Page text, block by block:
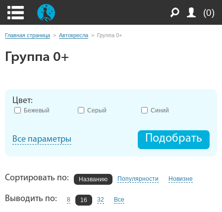
(0)
Главная страница > Автокресла > Группа 0+
Группа 0+
Цвет:
Бежевый Серый Синий
Все параметры Подобрать
Сортировать по: Названию Популярности Новизне
Выводить по: 8 16 32 Все